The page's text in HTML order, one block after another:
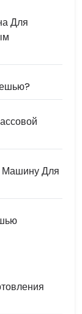
Для
Для